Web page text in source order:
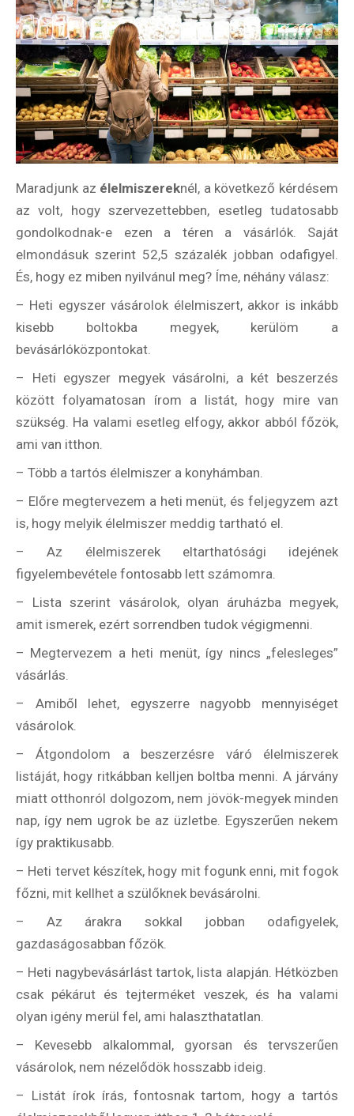
Maradjunk az élelmiszereknél, a következő kérdésem
az volt, hogy szervezettebben, esetleg tudatosabb
gondolkodnak-e ezen a téren a vásárlók. Saját
elmondásuk szerint 52,5 százalék jobban odafigyel.
És, hogy ez miben nyilvánul meg? Íme, néhány válasz:
– Heti egyszer vásárolok élelmiszert, akkor is inkább
kisebb boltokba megyek, kerülöm a
bevásárlóközpontokat.
– Heti egyszer megyek vásárolni, a két beszerzés
között folyamatosan írom a listát, hogy mire van
szükség. Ha valami esetleg elfogy, akkor abból főzök,
ami van itthon.
– Több a tartós élelmiszer a konyhámban.
– Előre megtervezem a heti menüt, és feljegyzem azt
is, hogy melyik élelmiszer meddig tartható el.
– Az élelmiszerek eltarthatósági idejének
figyelembevétele fontosabb lett számomra.
– Lista szerint vásárolok, olyan áruházba megyek,
amit ismerek, ezért sorrendben tudok végigmenni.
– Megtervezem a heti menüt, így nincs „felesleges”
vásárlás.
– Amiből lehet, egyszerre nagyobb mennyiséget
vásárolok.
– Átgondolom a beszerzésre váró élelmiszerek
listáját, hogy ritkábban kelljen boltba menni. A járvány
miatt otthonról dolgozom, nem jövök-megyek minden
nap, így nem ugrok be az üzletbe. Egyszerűen nekem
így praktikusabb.
– Heti tervet készítek, hogy mit fogunk enni, mit fogok
főzni, mit kellhet a szülőknek bevásárolni.
– Az árakra sokkal jobban odafigyelek,
gazdaságosabban főzök.
– Heti nagybevásárlást tartok, lista alapján. Hétközben
csak pékárut és tejterméket veszek, és ha valami
olyan igény merül fel, ami halaszthatatlan.
– Kevesebb alkalommal, gyorsan és tervszerűen
vásárolok, nem nézelődök hosszabb ideig.
– Listát írok írás, fontosnak tartom, hogy a tartós